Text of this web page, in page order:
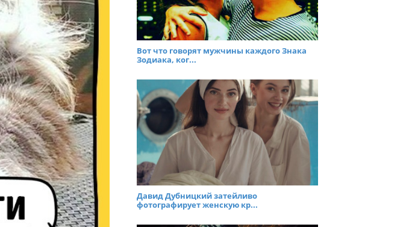
Вот что говорят мужчины каждого Знака
Зодиака, ког...
Давид Дубницкий затейливо
фотографирует женскую кр...